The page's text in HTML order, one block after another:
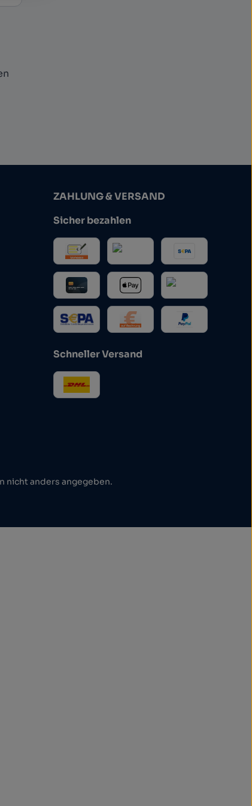
ZAHLUNG & VERSAND
Sicher bezahlen
Schneller Versand
nicht anders angegeben.